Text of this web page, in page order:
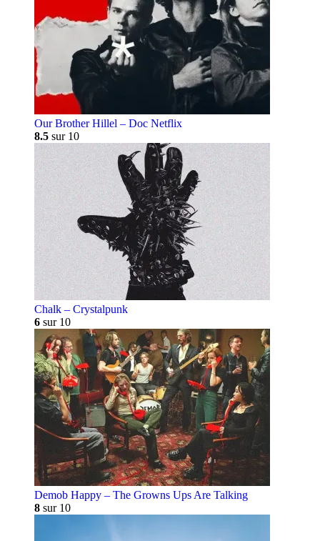
Our Brother Hillel – Doc Netflix
8.5 sur 10
Chalk – Crystalpunk
6 sur 10
Demob Happy – The Growns Ups Are Talking
8 sur 10